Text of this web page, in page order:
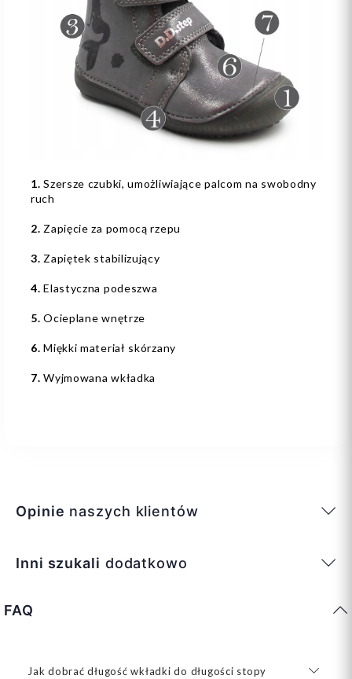
1. Szersze czubki, umożliwiające palcom na swobodny
ruch
2. Zapięcie za pomocą rzepu
3. Zapiętek stabilizujący
4.Elastyczna podeszwa
5.Ocieplane wnętrze
6. Miękki materiał skórzany
7.Wyjmowana wkładka
Opinie naszych klientów
Inni szukali dodatkowo
FAQ
Jak dobrać długość wkładki do długości stopy